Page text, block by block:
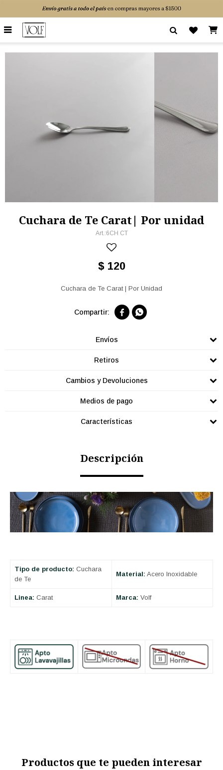

Cuchara de Te Carat| Por unidad
6CH CT
$ 120
Cuchara de Te Carat | Por Unidad
 
Envíos
Retiros
Cambios y Devoluciones
Medios de pago
Características
Descripción
Tipo de producto: Cuchara
de Te
Material: Acero Inoxidable
Linea: Carat Marca: Volf
Productos que te pueden interesar